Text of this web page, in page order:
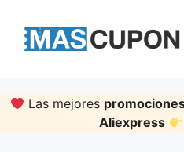
content
Las mejores
Aliexpress